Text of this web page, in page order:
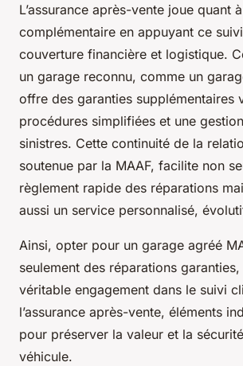
L’assurance après-vente joue quant
complémentaire en appuyant ce
couverture financière et logistique.
un garage reconnu, comme un
offre des garanties supplémentaires
procédures simplifiées et une
sinistres. Cette continuité de la
soutenue par la MAAF, facilite non
règlement rapide des réparations
aussi un service personnalisé,
Ainsi, opter pour un garage agréé
seulement des réparations
véritable engagement dans le suivi
l’assurance après-vente, éléments
pour préserver la valeur et la
véhicule.